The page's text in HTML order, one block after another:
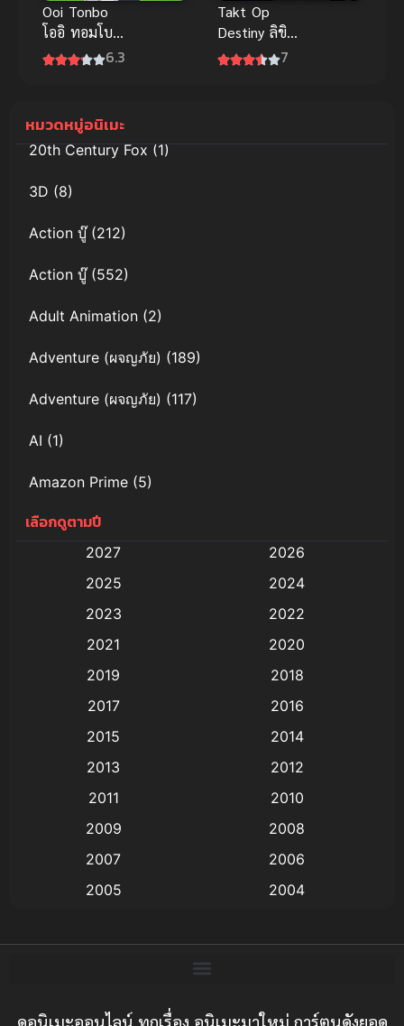
Ooi Tonbo
โออิ ทอมโบะ
ภาค 1 ซับไทย
6.3
Takt Op
Destiny ลิขิต
เสียง บรรเลง
7
หมวดหมู่อนิเมะ
20th Century Fox(1)
3D (8)
Action บู๊(212)
Action บู๊(552)
Adult Animation (2)
Adventure (ผจญภัย) (189)
Adventure (ผจญภัย) (117)
AI (1)
Amazon Prime (5)
Anal (ประตูหลัง)
Animation การ์ตูน
Animation อนิเมะ
Animation แอนิเมชัน
(9)
Big tits (นมใหญ่)
Bitch (ผู้หญิงร่าน)
Bondage (ทาส)(1)
เลือกดูตามปี
2027
2026
2025
2024
2023
2022
2021
2020
2019
2018
2017
2016
2015
2014
2013
2012
2011
2010
2009
2008
2007
2006
2005
2004
2001
2000
1997
1996
ดูอนิเมะออนไลน์ ทุกเรื่อง อนิเมะมาใหม่ การ์ตูนดังยอด